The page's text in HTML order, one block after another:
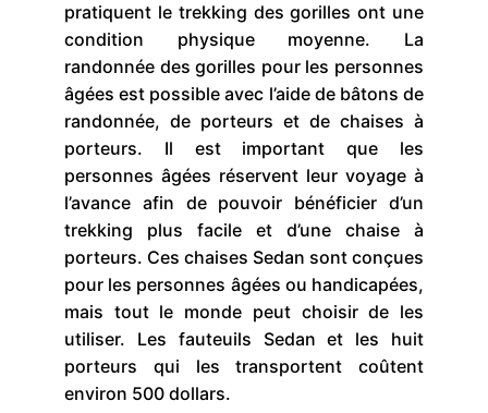
pratiquent le trekking des gorilles ont une
condition physique moyenne. La
randonnée des gorilles pour les personnes
âgées est possible avec l’aide de bâtons de
randonnée, de porteurs et de chaises à
porteurs. Il est important que les
personnes âgées réservent leur voyage à
l’avance afin de pouvoir bénéficier d’un
trekking plus facile et d’une chaise à
porteurs. Ces chaises Sedan sont conçues
pour les personnes âgées ou handicapées,
mais tout le monde peut choisir de les
utiliser. Les fauteuils Sedan et les huit
porteurs qui les transportent coûtent
environ 500 dollars.